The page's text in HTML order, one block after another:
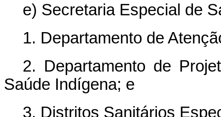
e) Secretaria Especial de
1. Departamento de
2. Departamento de
Saúde Indígena; e
3. Distritos Sanitários